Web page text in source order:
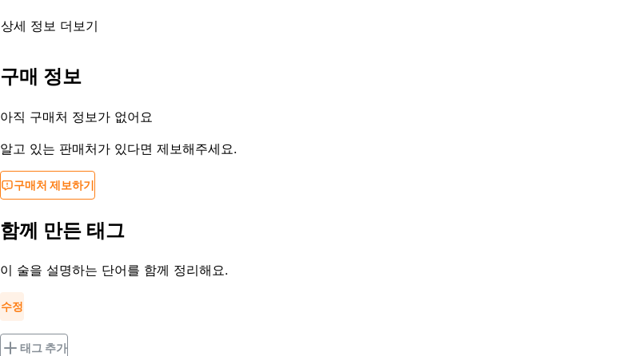
상세 정보 더보기
등록일
구매 정보
아직 구매처 정보가 없어요
알고 있는 판매처가 있다면 제보해주세요.
구매처 제보하기
함께 만든 태그
이 술을 설명하는 단어를 함께 정리해요.
수정
태그 추가